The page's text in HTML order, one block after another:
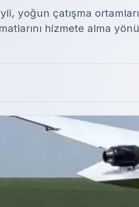
yoğun çatışma
hizmete alma